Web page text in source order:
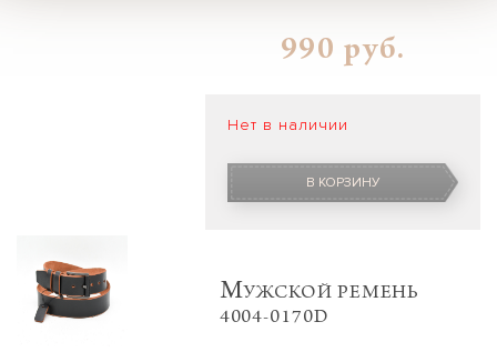
MУЖСКОЙ РЕМЕНЬ
4004-0170D
990 руб.
Нет в наличии
В КОРЗИНУ